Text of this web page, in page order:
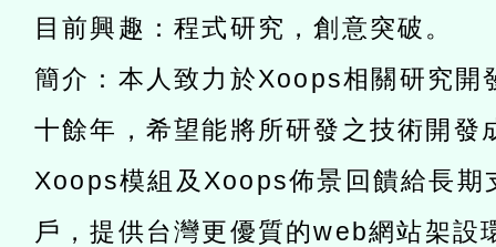
研究院辦理「115年表揚
位及節水達人選拔活動」
115年8月22日(星期六)辦
市孔廟祈福系列活動—儒
航」
2026年桃園地景藝術節教
「2026桃園藝術巡演」活
宜
目前興趣：程式研究，創意突破。
簡介：本人致力於Xoops相關研究開
十餘年，希望能將所研發之技術開發
Xoops模組及Xoops佈景回饋給長期
戶，提供台灣更優質的web網站架設